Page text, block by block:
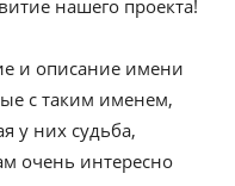
нашего проекта!
и описание имени
с таким именем,
у них судьба,
очень интересно